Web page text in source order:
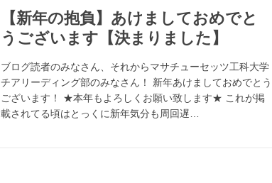
【新年の抱負】あけましておめでと
うございます【決まりました】
ブログ読者のみなさん、それからマサチューセッツ工科大学
チアリーディング部のみなさん！ 新年あけましておめでとう
ございます！ ★本年もよろしくお願い致します★ これが掲
載されてる頃はとっくに新年気分も周回遅…